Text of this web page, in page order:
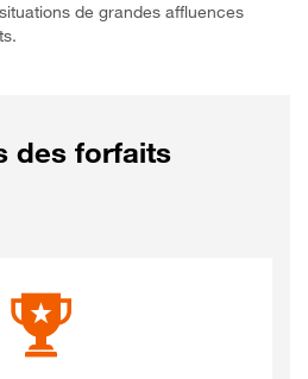
de grandes affluences
des forfaits